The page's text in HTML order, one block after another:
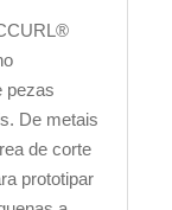
pezas
De metais
de corte
prototipar